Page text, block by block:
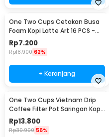
One Two Cups Cetakan Busa
Foam Kopi Latte Art 16 PCS -
JJYE01
Rp7.200
Rp18.900 62%
+ Keranjang
One Two Cups Vietnam Drip
Coffee Filter Pot Saringan Kopi
180ml 8Q - LC1
Rp13.800
Rp30.900 56%